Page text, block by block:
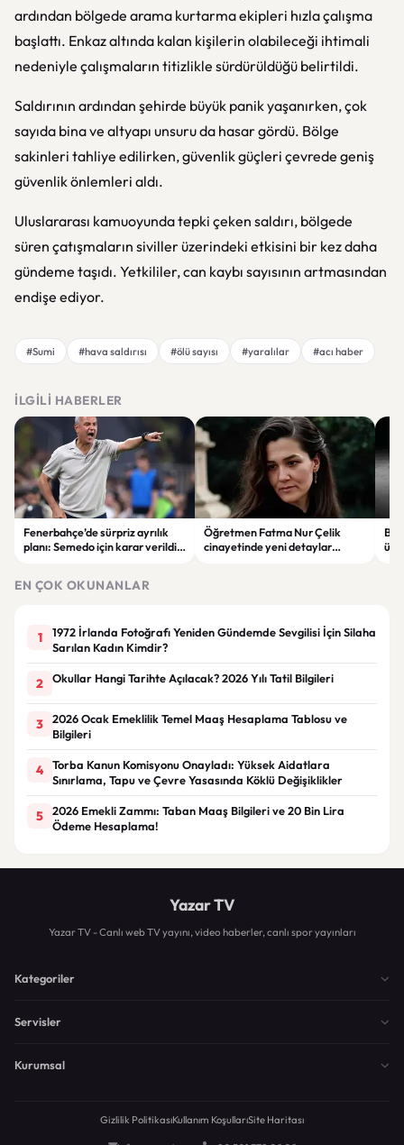
ardından bölgede arama kurtarma ekipleri hızla çalışma
başlattı. Enkaz altında kalan kişilerin olabileceği ihtimali
nedeniyle çalışmaların titizlikle sürdürüldüğü belirtildi.
Saldırının ardından şehirde büyük panik yaşanırken, çok
sayıda bina ve altyapı unsuru da hasar gördü. Bölge
sakinleri tahliye edilirken, güvenlik güçleri çevrede geniş
güvenlik önlemleri aldı.
Uluslararası kamuoyunda tepki çeken saldırı, bölgede
süren çatışmaların siviller üzerindeki etkisini bir kez daha
gündeme taşıdı. Yetkililer, can kaybı sayısının artmasından
endişe ediyor.
#Sumi #hava saldırısı #ölü sayısı #yaralılar #acı haber
İLGILI HABERLER
Fenerbahçe’de sürpriz ayrılık
planı: Semedo için karar verildi
Öğretmen Fatma Nur Çelik
cinayetinde yeni detaylar
EN ÇOK OKUNANLAR
1
1972 İrlanda Fotoğrafı Yeniden Gündemde Sevgilisi İçin Silaha
Sarılan Kadın Kimdir?
2 Okullar Hangi Tarihte Açılacak? 2026 Yılı Tatil Bilgileri
3
2026 Ocak Emeklilik Temel Maaş Hesaplama Tablosu ve
Bilgileri
4
Torba Kanun Komisyonu Onayladı: Yüksek Aidatlara
Sınırlama, Tapu ve Çevre Yasasında Köklü Değişiklikler
5
2026 Emekli Zammı: Taban Maaş Bilgileri ve 20 Bin Lira
Ödeme Hesaplama!
Yazar TV
Yazar TV - Canlı web TV yayını, video haberler, canlı spor yayınları
Kategoriler
Servisler
Kurumsal
Gizlilik PolitikasıKullanım KoşullarıSite Haritası